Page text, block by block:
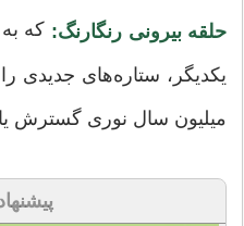
حلقه بیرونی رنگارنگ: که
میلیون سال نوری گسترش